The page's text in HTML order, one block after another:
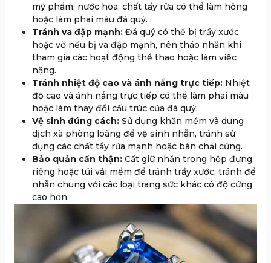
mỹ phẩm, nước hoa, chất tẩy rửa có thể làm hỏng
hoặc làm phai màu đá quý.
Tránh va đập mạnh: Đá quý có thể bị trầy xước
hoặc vỡ nếu bị va đập mạnh, nên tháo nhẫn khi
tham gia các hoạt động thể thao hoặc làm việc
nặng.
Tránh nhiệt độ cao và ánh nắng trực tiếp: Nhiệt
độ cao và ánh nắng trực tiếp có thể làm phai màu
hoặc làm thay đổi cấu trúc của đá quý.
Vệ sinh đúng cách: Sử dụng khăn mềm và dung
dịch xà phòng loãng để vệ sinh nhẫn, tránh sử
dụng các chất tẩy rửa mạnh hoặc bàn chải cứng.
Bảo quản cẩn thận: Cất giữ nhẫn trong hộp đựng
riêng hoặc túi vải mềm để tránh trầy xước, tránh để
nhẫn chung với các loại trang sức khác có độ cứng
cao hơn.